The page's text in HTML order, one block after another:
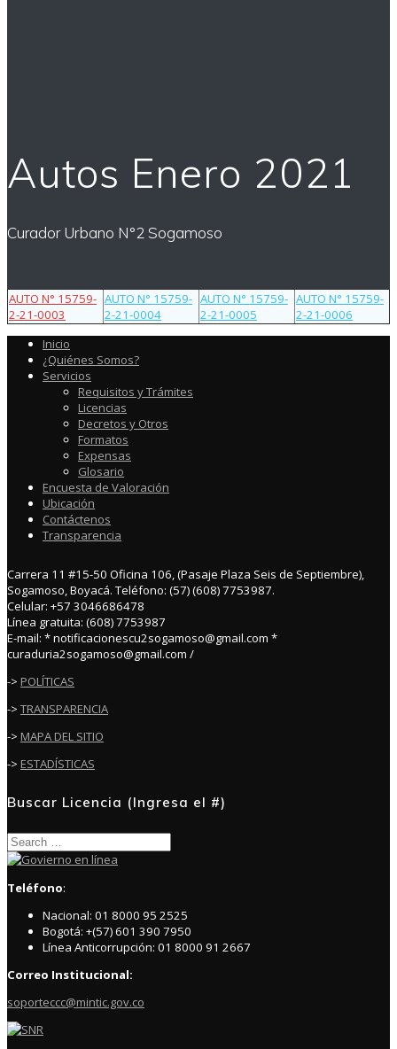
Autos Enero 2021
Curador Urbano N°2 Sogamoso
AUTO N° 15759-
2-21-0003
AUTO N° 15759-
2-21-0004
AUTO N° 15759-
2-21-0005
AUTO N° 15759-
2-21-0006
Inicio
¿Quiénes Somos?
Servicios
Requisitos y Trámites
Licencias
Decretos y Otros
Formatos
Expensas
Glosario
Encuesta de Valoración
Ubicación
Contáctenos
Transparencia
Carrera 11 #15-50 Oficina 106, (Pasaje Plaza Seis de Septiembre),
Sogamoso, Boyacá. Teléfono: (57) (608) 7753987.
Celular: +57 3046686478
Línea gratuita: (608) 7753987
E-mail: * notificacionescu2sogamoso@gmail.com *
curaduria2sogamoso@gmail.com /
-> POLÍTICAS
-> TRANSPARENCIA
-> MAPA DEL SITIO
-> ESTADÍSTICAS
Buscar Licencia (Ingresa el #)
Search
for:
Teléfono:
Nacional: 01 8000 95 2525
Bogotá: +(57) 601 390 7950
Línea Anticorrupción: 01 8000 91 2667
Correo Institucional:
soporteccc@mintic.gov.co